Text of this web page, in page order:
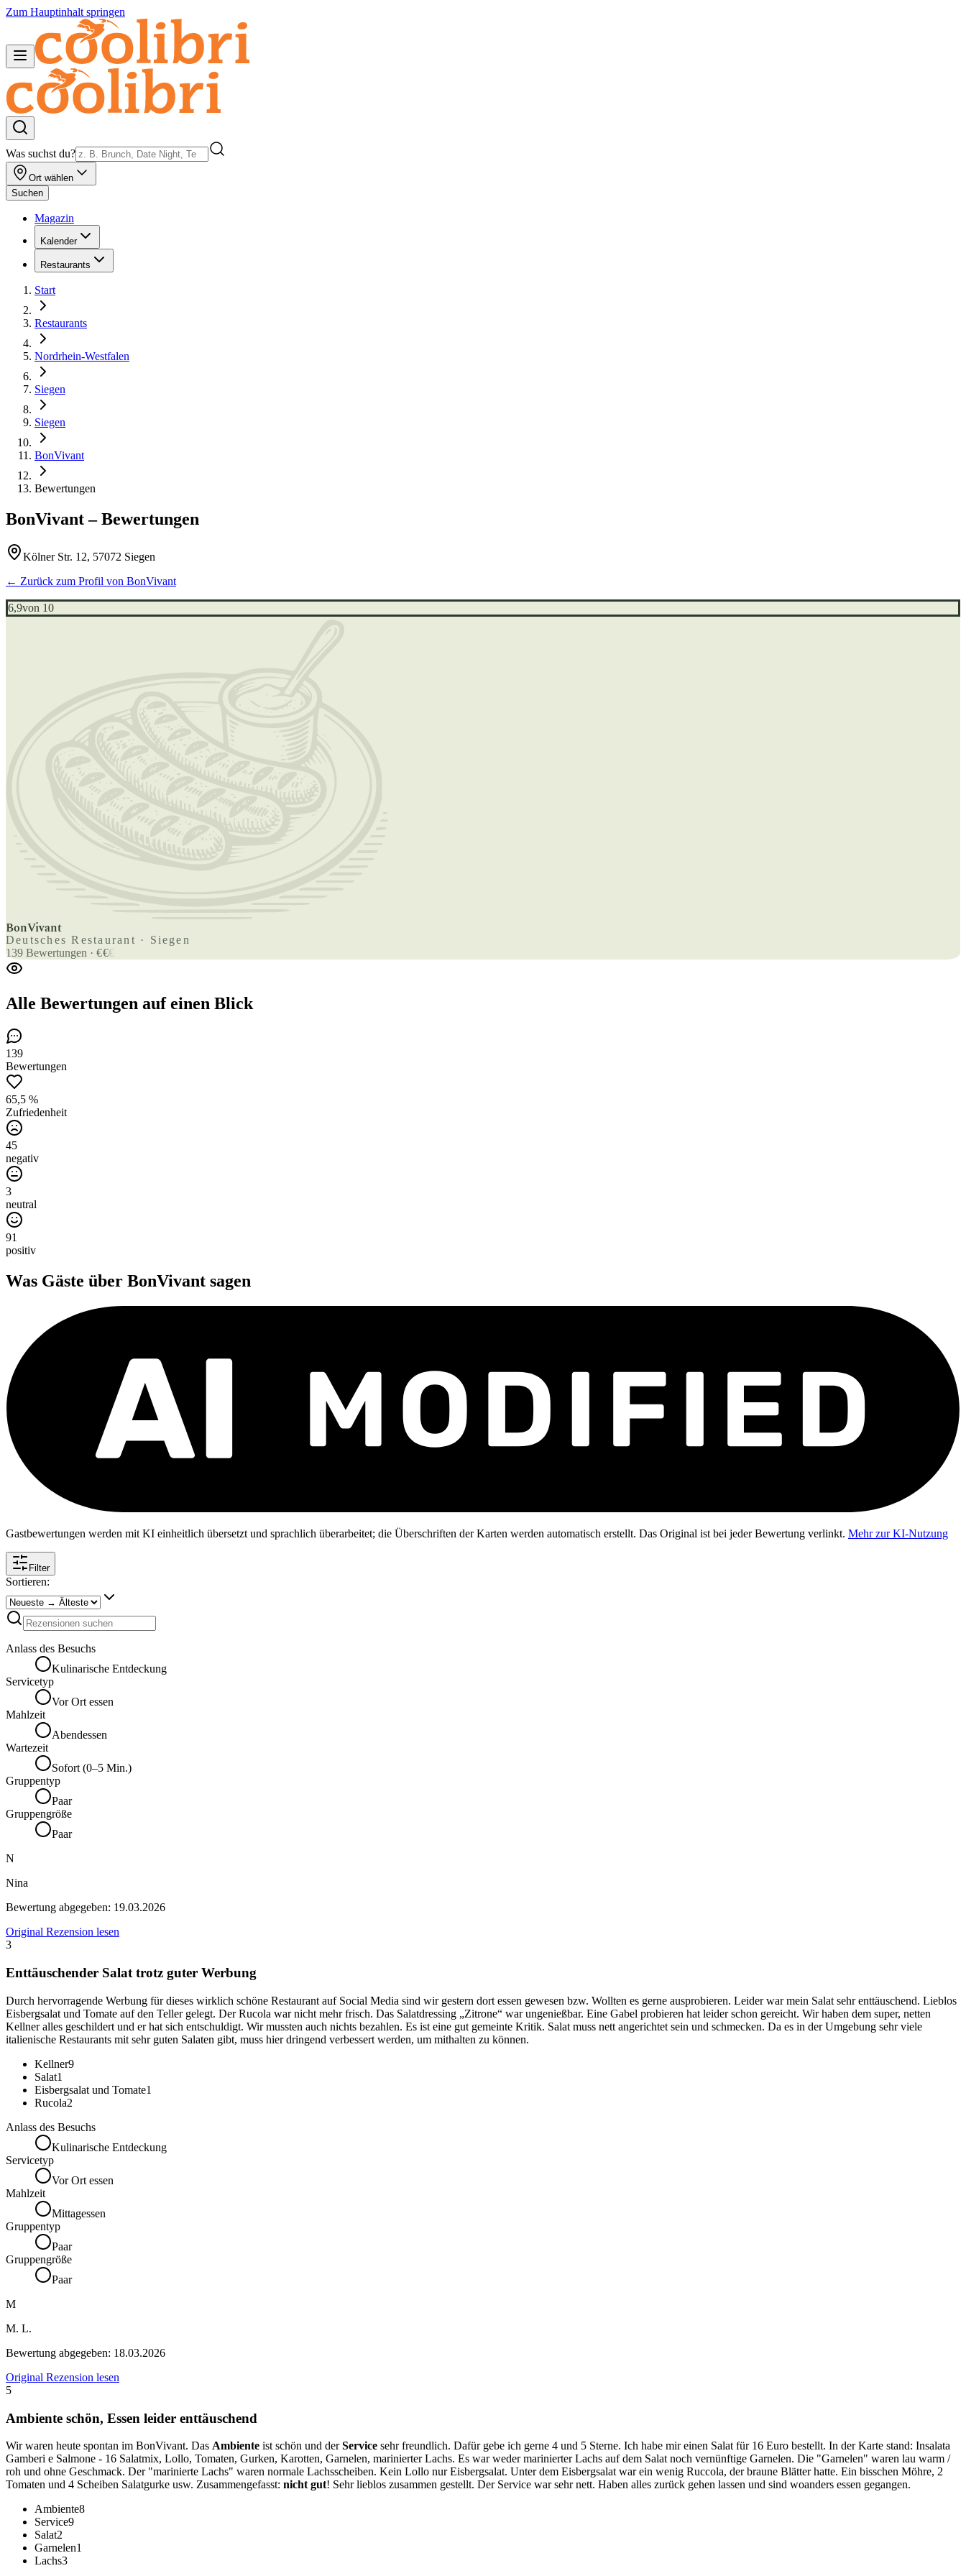
Zum Hauptinhalt springen
Was suchst du?
Ort wählen
Suchen
Magazin
Kalender
Restaurants
Start
Restaurants
Nordrhein-Westfalen
Siegen
Siegen
BonVivant
Bewertungen
BonVivant – Bewertungen
Kölner Str. 12, 57072 Siegen
← Zurück zum Profil von BonVivant
6,9von 10
BonVivant
Deutsches Restaurant · Siegen
139 Bewertungen · €€€
Alle Bewertungen auf einen Blick
139
Bewertungen
65,5 %
Zufriedenheit
45
negativ
3
neutral
91
positiv
Was Gäste über BonVivant sagen
Gastbewertungen werden mit KI einheitlich übersetzt und sprachlich überarbeitet; die Überschriften der Karten werden automatisch erstellt. Das Original ist bei jeder Bewertung verlinkt. Mehr zur KI-Nutzung
Filter
Sortieren:
Anlass des Besuchs
Kulinarische Entdeckung
Servicetyp
Vor Ort essen
Mahlzeit
Abendessen
Wartezeit
Sofort (0–5 Min.)
Gruppentyp
Paar
Gruppengröße
Paar
N
Nina
Bewertung abgegeben: 19.03.2026
Original Rezension lesen
3
Enttäuschender Salat trotz guter Werbung
Durch hervorragende Werbung für dieses wirklich schöne Restaurant auf Social Media sind wir gestern dort essen gewesen bzw. Wollten es gerne ausprobieren. Leider war mein Salat sehr enttäuschend. Lieblos
Eisbergsalat und Tomate auf den Teller gelegt. Der Rucola war nicht mehr frisch. Das Salatdressing „Zitrone“ war ungenießbar. Eine Gabel probieren hat leider schon gereicht. Wir haben dem super, netten
Kellner alles geschildert und er hat sich entschuldigt. Wir mussten auch nichts bezahlen. Es ist eine gut gemeinte Kritik. Salat muss nett angerichtet sein und schmecken. Da es in der Umgebung sehr viele
italienische Restaurants mit sehr guten Salaten gibt, muss hier dringend verbessert werden, um mithalten zu können.
Kellner9
Salat1
Eisbergsalat und Tomate1
Rucola2
Anlass des Besuchs
Kulinarische Entdeckung
Servicetyp
Vor Ort essen
Mahlzeit
Mittagessen
Gruppentyp
Paar
Gruppengröße
Paar
M
M. L.
Bewertung abgegeben: 18.03.2026
Original Rezension lesen
5
Ambiente schön, Essen leider enttäuschend
Wir waren heute spontan im BonVivant. Das Ambiente ist schön und derService sehr freundlich. Dafür gebe ich gerne 4 und 5 Sterne. Ich habe mir einen Salat für 16 Euro bestellt. In der Karte stand: Insalata
Gamberi e Salmone - 16 Salatmix, Lollo, Tomaten, Gurken, Karotten, Garnelen, marinierter Lachs. Es war weder marinierter Lachs auf dem Salat noch vernünftige Garnelen. Die "Garnelen" waren lau warm /
roh und ohne Geschmack. Der "marinierte Lachs" waren normale Lachsscheiben. Kein Lollo nur Eisbergsalat. Unter dem Eisbergsalat war ein wenig Ruccola, der braune Blätter hatte. Ein bisschen Möhre, 2
Tomaten und 4 Scheiben Salatgurke usw. Zusammengefasst: nicht gut! Sehr lieblos zusammen gestellt. Der Service war sehr nett. Haben alles zurück gehen lassen und sind woanders essen gegangen.
Ambiente8
Service9
Salat2
Garnelen1
Lachs3